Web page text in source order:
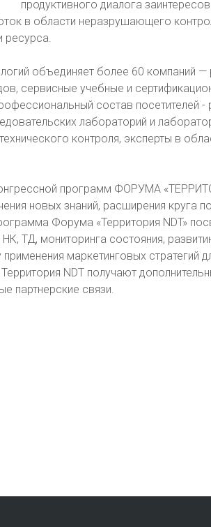
продуктивного диалога
в области неразрушающего
ресурса.
объединяет более 60 компаний
сервисные учебные и
состав посетителей -
лабораторий и
контроля, эксперты в
программ ФОРУМА
новых знаний, расширения круга
Форума «Территория NDT»
ТД, мониторинга состояния,
маркетинговых стратегий
NDT получают
партнерские связи.